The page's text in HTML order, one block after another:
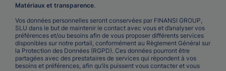
Matériaux et transparence.
Vos données personnelles seront conservées par FINANSI GROUP,
SLU dans le but de maintenir le contact avec vous et d’analyser vos
préférences et/ou besoins afin de vous proposer différents services
disponibles sur notre portail, conformément au Règlement Général sur
la Protection des Données (RGPD). Ces données pourront être
partagées avec des prestataires de services qui répondent à vos
besoins et préférences, afin qu’ils puissent vous contacter et vous